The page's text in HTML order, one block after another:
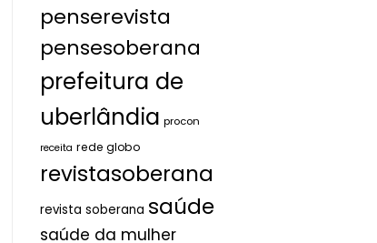
penserevista
pensesoberana
prefeitura de
uberlândia procon
receita rede globo
revistasoberana
revista soberana saúde
saúde da mulher